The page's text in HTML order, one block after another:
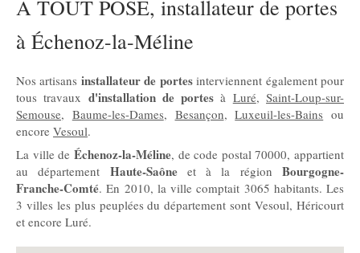
A TOUT POSE, installateur de portes
à Échenoz-la-Méline
Nos artisans installateur de portesinterviennent également pour
tous travaux d'installation de portes à Luré,Saint-Loup-sur-
Semouse, Baume-les-Dames, Besançon,Luxeuil-les-Bains ou
encore Vesoul.
La ville de Échenoz-la-Méline, de code postal 70000, appartient
au département Haute-Saôneet à la régionBourgogne-
Franche-Comté. En 2010, la ville comptait 3065 habitants. Les
3 villes les plus peuplées du département sont Vesoul, Héricourt
et encore Luré.